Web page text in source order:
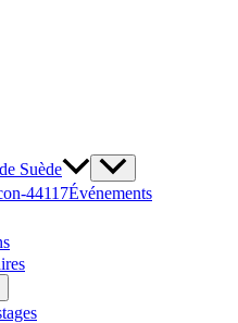
Suède
Événements